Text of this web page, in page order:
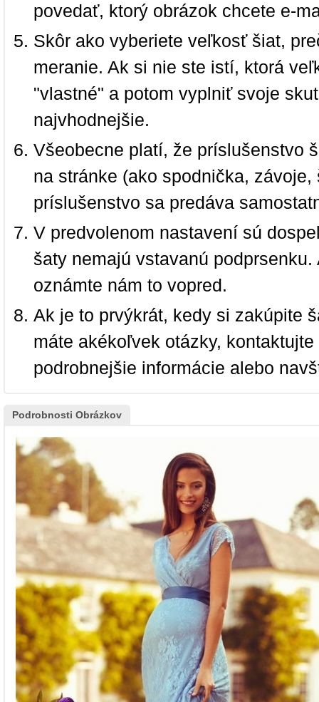
povedať, ktorý obrázok chcete e-
Skôr ako vyberiete veľkosť šiat,
meranie. Ak si nie ste istí, ktorá
"vlastné" a potom vyplniť svoje
najvhodnejšie.
Všeobecne platí, že príslušenstvo
na stránke (ako spodnička,
príslušenstvo sa predáva
V predvolenom nastavení sú
šaty nemajú vstavanú
oznámte nám to vopred.
Ak je to prvýkrát, kedy si zakúpite
máte akékoľvek otázky,
podrobnejšie informácie alebo
Podrobnosti Obrázkov